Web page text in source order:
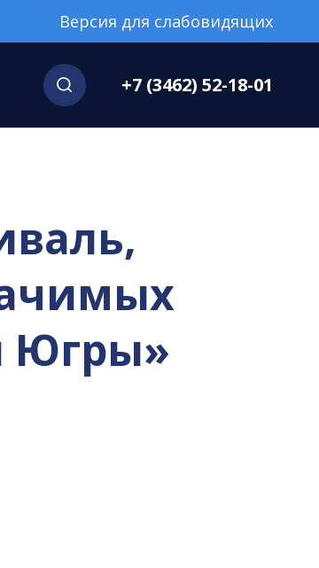
Версия для слабовидящих
+7 (3462) 52-18-01
Югры»